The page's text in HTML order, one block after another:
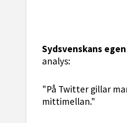
Sydsvenskans
analys:
"På Twitter gillar
mittimellan."